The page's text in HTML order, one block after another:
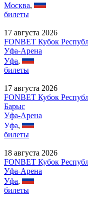
Москва,
билеты
17 августа 2026
FONBET Кубок
Уфа-Арена
Уфа,
билеты
17 августа 2026
FONBET Кубок
Барыс
Уфа-Арена
Уфа,
билеты
18 августа 2026
FONBET Кубок
Уфа-Арена
Уфа,
билеты